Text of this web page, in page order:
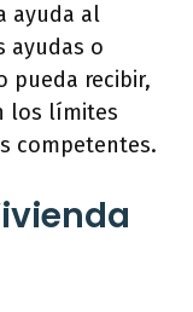
ayuda al
ayudas o
pueda recibir,
los límites
competentes.